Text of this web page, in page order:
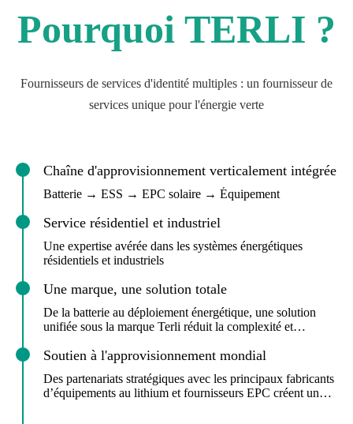
Pourquoi TERLI ?
Fournisseurs de services d'identité multiples : un fournisseur de
services unique pour l'énergie verte
Chaîne d'approvisionnement verticalement intégrée
Batterie → ESS → EPC solaire → Équipement
Service résidentiel et industriel
Une expertise avérée dans les systèmes énergétiques
résidentiels et industriels
Une marque, une solution totale
De la batterie au déploiement énergétique, une solution
unifiée sous la marque Terli réduit la complexité et
Soutien à l'approvisionnement mondial
Des partenariats stratégiques avec les principaux fabricants
d’équipements au lithium et fournisseurs EPC créent un